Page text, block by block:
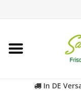
Startseite
In DE